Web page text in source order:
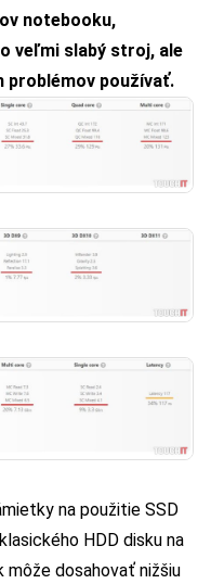
notebooku,
veľmi slabý stroj, ale
problémov používať.
na použitie SSD
HDD disku na
môže dosahovať nižšiu